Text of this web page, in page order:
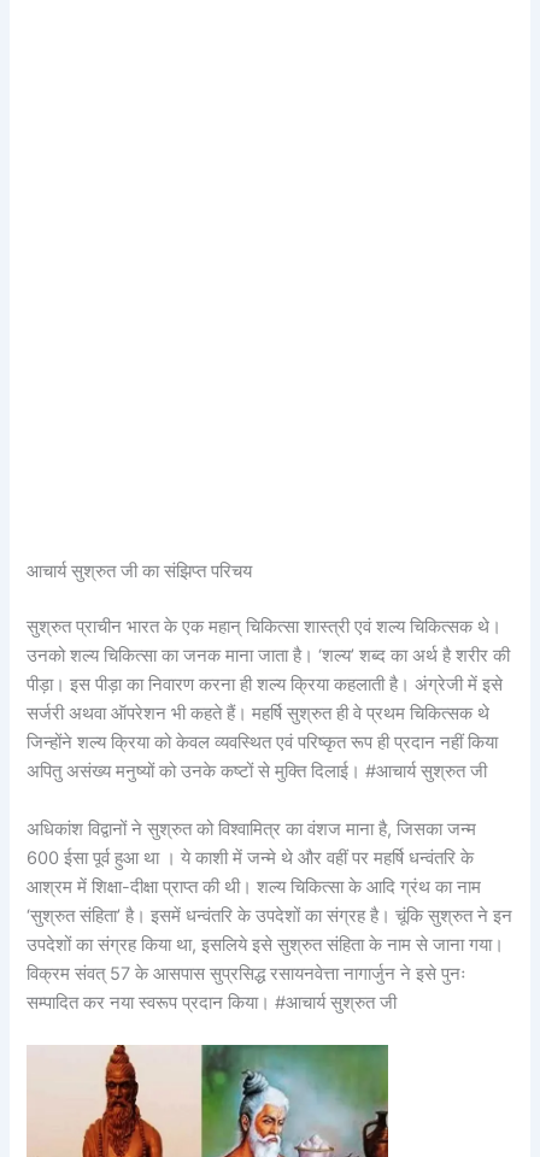
आचार्य सुश्रुत जी का संझिप्त परिचय
सुश्रुत प्राचीन भारत के एक महान् चिकित्सा शास्त्री एवं शल्य चिकित्सक थे।
उनको शल्य चिकित्सा का जनक माना जाता है। ‘शल्य’ शब्द का अर्थ है शरीर की
पीड़ा। इस पीड़ा का निवारण करना ही शल्य क्रिया कहलाती है। अंग्रेजी में इसे
सर्जरी अथवा ऑपरेशन भी कहते हैं। महर्षि सुश्रुत ही वे प्रथम चिकित्सक थे
जिन्होंने शल्य क्रिया को केवल व्यवस्थित एवं परिष्कृत रूप ही प्रदान नहीं किया
अपितु असंख्य मनुष्यों को उनके कष्टों से मुक्ति दिलाई। #आचार्य सुश्रुत जी
अधिकांश विद्वानों ने सुश्रुत को विश्वामित्र का वंशज माना है, जिसका जन्म
600 ईसा पूर्व हुआ था । ये काशी में जन्मे थे और वहीं पर महर्षि धन्वंतरि के
आश्रम में शिक्षा-दीक्षा प्राप्त की थी। शल्य चिकित्सा के आदि ग्रंथ का नाम
‘सुश्रुत संहिता’ है। इसमें धन्वंतरि के उपदेशों का संग्रह है। चूंकि सुश्रुत ने इन
उपदेशों का संग्रह किया था, इसलिये इसे सुश्रुत संहिता के नाम से जाना गया।
विक्रम संवत् 57 के आसपास सुप्रसिद्ध रसायनवेत्ता नागार्जुन ने इसे पुनः
सम्पादित कर नया स्वरूप प्रदान किया। #आचार्य सुश्रुत जी